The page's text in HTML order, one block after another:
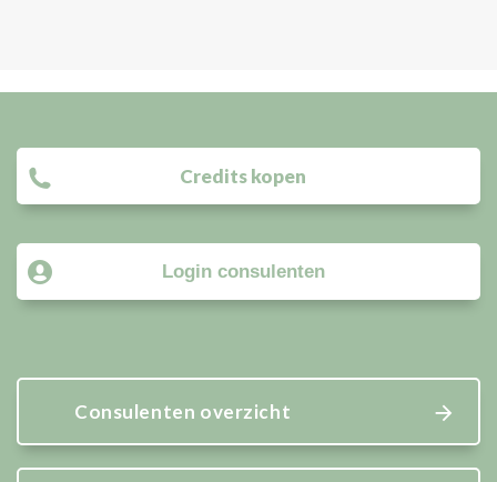
Credits kopen
Login consulenten
Consulenten overzicht